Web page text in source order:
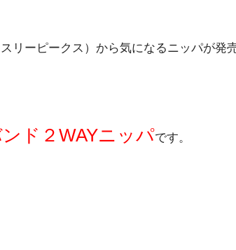
リーピークス）から気になるニッパが発
ド２WAYニッパです。